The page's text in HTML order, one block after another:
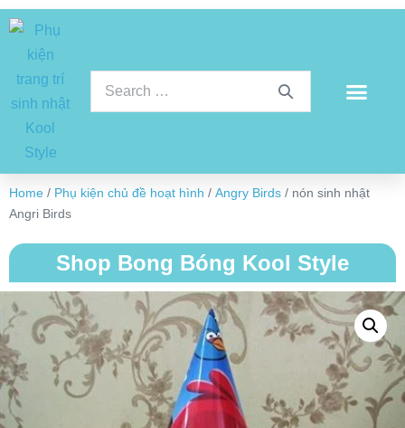
Home / Phụ kiện chủ đề hoạt hình / Angry Birds / nón sinh nhật
Angri Birds
Shop Bong Bóng Kool Style